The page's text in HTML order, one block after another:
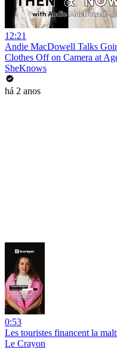
12:21
Andie MacDowell Talks
Clothes Off on Camera at
SheKnows
há 2 anos
0:53
Les touristes financent la
Le Crayon